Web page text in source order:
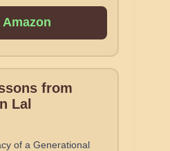
Amazon
from
Lal
of a Generational